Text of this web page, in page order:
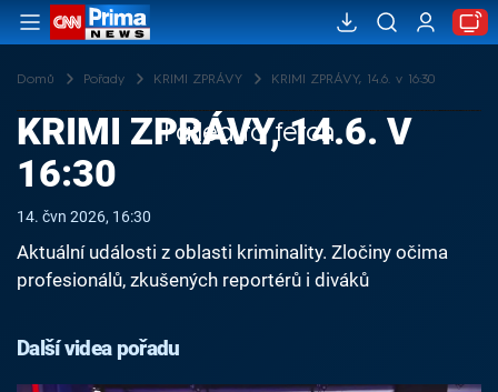
Domů Pořady KRIMI ZPRÁVY KRIMI ZPRÁVY, 14.6. v 16:30
Failed to fetch
KRIMI ZPRÁVY, 14.6. V
16:30
14. čvn 2026, 16:30
Aktuální události z oblasti kriminality. Zločiny očima
profesionálů, zkušených reportérů i diváků
Další videa pořadu